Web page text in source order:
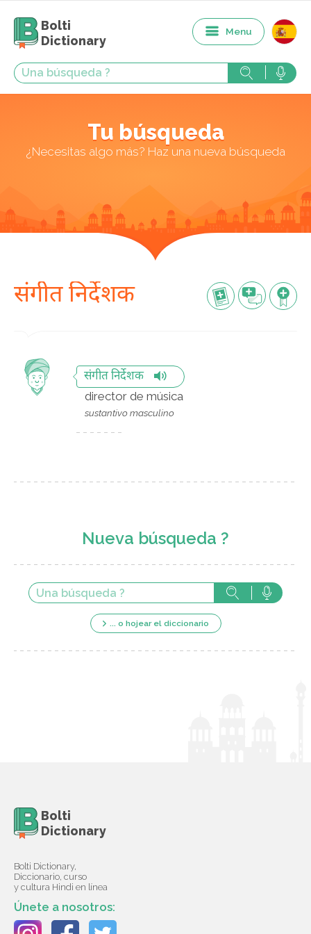
Bolti
Dictionary
Menu
Tu búsqueda
¿Necesitas algo más? Haz una nueva búsqueda
संगीत निर्देशक
संगीत निर्देशक
director de música
sustantivo masculino
Nueva búsqueda ?
... o hojear el diccionario
Bolti
Dictionary
Bolti Dictionary,
Diccionario, curso
y cultura Hindi en línea
Únete a nosotros: